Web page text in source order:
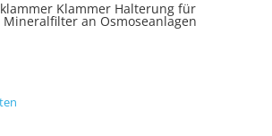
Klammer Halterung für
an Osmoseanlagen